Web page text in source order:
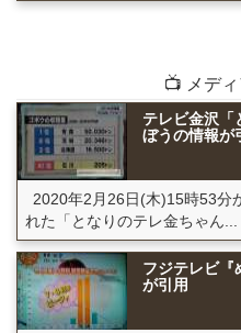
📺 メデ
テレビ金沢「
ぼうの情報が
2020年2月26日(木)15時53分
れた「となりのテレ金ちゃん...
フジテレビ『
が引用